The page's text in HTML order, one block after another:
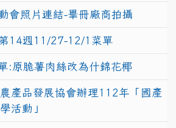
會照片連結-畢冊廠商拍攝
14週11/27-12/1菜單
:原脆薯肉絲改為什錦花椰
產品發展協會辦理112年「國產
活動」